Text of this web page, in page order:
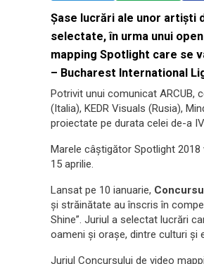
Şase lucrări ale unor artişti
selectate, în urma unui
mapping Spotlight care se
– Bucharest International
Potrivit unui comunicat ARCUB,
(Italia), KEDR Visuals (Rusia),
proiectate pe durata celei de-a
Marele câştigător Spotlight
15 aprilie.
Lansat pe 10 ianuarie,
şi străinătate au înscris în
Shine”. Juriul a selectat lucrări
oameni şi oraşe, dintre culturi şi
Juriul Concursului de video